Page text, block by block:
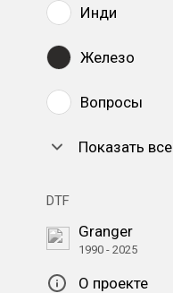
Инди
Железо
Вопросы
Показать все
DTF
Granger
1990 - 2025
О проекте